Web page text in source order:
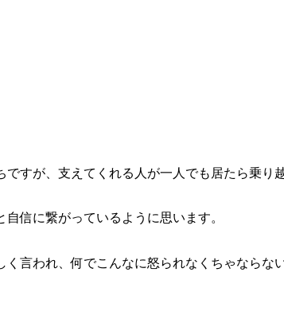
すが、支えてくれる人が一人でも居たら乗り
信に繋がっているように思います。
言われ、何でこんなに怒られなくちゃならな